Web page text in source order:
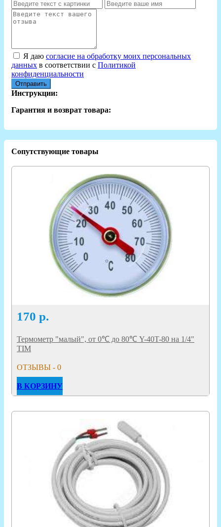
Я даю согласие на обработку моих персональных
данных в соответствии с Политикой
конфиденциальности
Отправить
Инструкции:
Гарантия и возврат товара:
Сопутствующие товары
170 р.
Термометр "малый", от 0℃ до 80℃ Y-40T-80 на 1/4"
TIM
ОТЗЫВЫ - 0
В КОРЗИНУ